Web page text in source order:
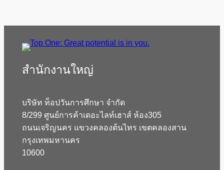
สํานักงานใหญ่
บริษัท ท็อปวันการศึกษา จำกัด
8/299 ศูนย์การค้าเดอะไลท์เฮาส์ ห้อง305
ถนนเจริญนคร แขวงคลองต้นไทร เขตคลองสาน
กรุงเทพมหานคร
10600